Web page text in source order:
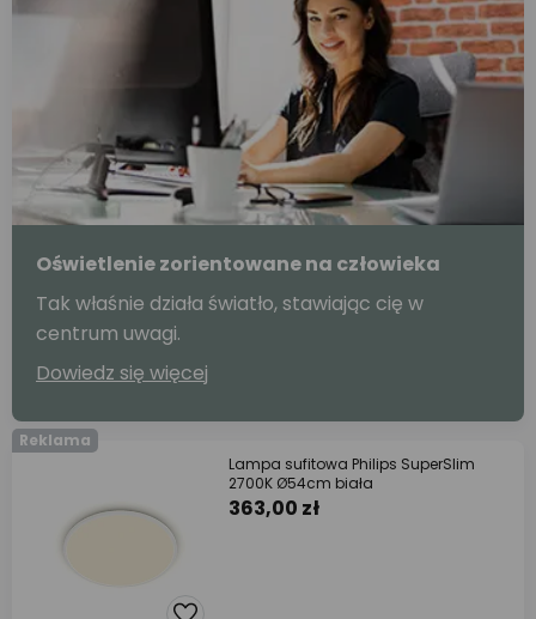
Oświetlenie zorientowane na człowieka
Tak właśnie działa światło, stawiając cię w
centrum uwagi.
Dowiedz się więcej
Reklama
Lampa sufitowa Philips SuperSlim
2700K Ø54cm biała
363,00 zł